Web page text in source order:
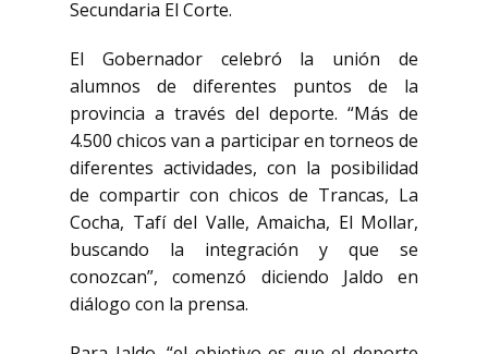
Secundaria El Corte.
El Gobernador celebró la unión de
alumnos de diferentes puntos de la
provincia a través del deporte. “Más de
4.500 chicos van a participar en torneos de
diferentes actividades, con la posibilidad
de compartir con chicos de Trancas, La
Cocha, Tafí del Valle, Amaicha, El Mollar,
buscando la integración y que se
conozcan”, comenzó diciendo Jaldo en
diálogo con la prensa.